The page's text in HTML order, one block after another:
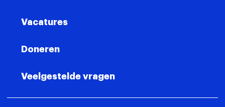
Vacatures
Doneren
Veelgestelde vragen